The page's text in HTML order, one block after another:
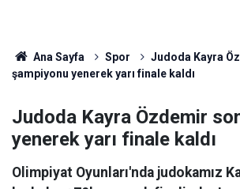
Ana Sayfa Spor
Judoda Kayra
şampiyonu yenerek yarı finale kaldı
Judoda Kayra Özdemir
yenerek yarı finale kaldı
Olimpiyat Oyunları'nda judokamız